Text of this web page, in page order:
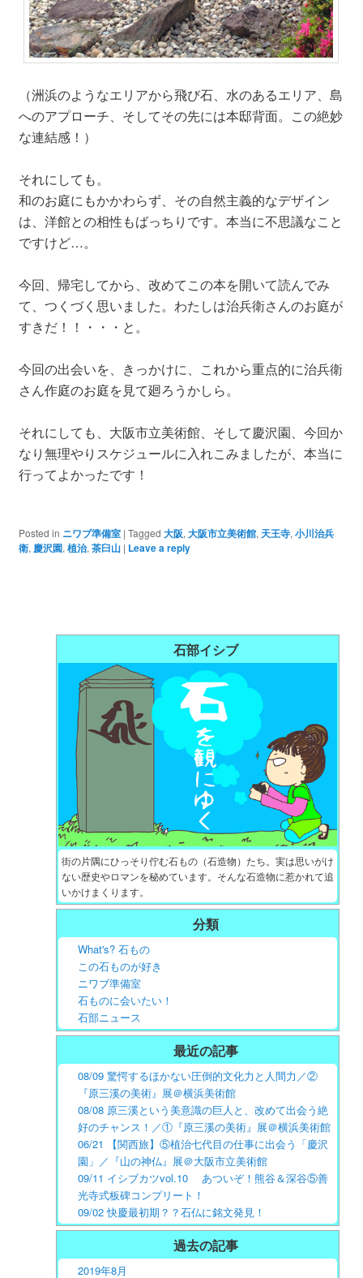
（洲浜のようなエリアから飛び石、水のあるエリア、島
へのアプローチ、そしてその先には本邸背面。この絶妙
な連結感！）
それにしても。
和のお庭にもかかわらず、その自然主義的なデザイン
は、洋館との相性もばっちりです。本当に不思議なこと
ですけど…。
今回、帰宅してから、改めてこの本を開いて読んでみ
て、つくづく思いました。わたしは治兵衛さんのお庭が
すきだ！！・・・と。
今回の出会いを、きっかけに、これから重点的に治兵衛
さん作庭のお庭を見て廻ろうかしら。
それにしても、大阪市立美術館、そして慶沢園、今回か
なり無理やりスケジュールに入れこみましたが、本当に
行ってよかったです！
Posted in ニワブ準備室 | Tagged 大阪, 大阪市立美術館, 天王寺, 小川治兵
衛, 慶沢園, 植治, 茶臼山 | Leave a reply
石部イシブ
街の片隅にひっそり佇む石もの（石造物）たち。実は思いがけ
ない歴史やロマンを秘めています。そんな石造物に惹かれて追
いかけまくります。
分類
What's? 石もの
この石ものが好き
ニワブ準備室
石ものに会いたい！
石部ニュース
最近の記事
08/09 驚愕するほかない圧倒的文化力と人間力／②
『原三溪の美術』展＠横浜美術館
08/08 原三溪という美意識の巨人と、改めて出会う絶
好のチャンス！／①『原三溪の美術』展＠横浜美術館
06/21 【関西旅】⑤植治七代目の仕事に出会う「慶沢
園」／『山の神仏』展＠大阪市立美術館
09/11 イシブカツvol.10 あついぞ！熊谷＆深谷⑤善
光寺式板碑コンプリート！
09/02 快慶最初期？？石仏に銘文発見！
過去の記事
2019年8月